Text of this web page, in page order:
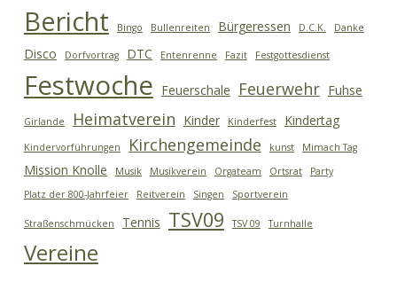
Bericht Bingo Bullenreiten Bürgeressen D.C.K. Danke
Disco Dorfvortrag DTC Entenrenne Fazit Festgottesdienst
Festwoche Feuerschale Feuerwehr Fuhse
Girlande Heimatverein Kinder Kinderfest Kindertag
Kindervorführungen Kirchengemeinde kunst Mimach Tag
Mission Knolle Musik Musikverein Orgateam Ortsrat
Party
Platz der 800-Jahrfeier
Reitverein Singen Sportverein
Straßenschmücken Tennis TSV09 TSV 09 Turnhalle
Vereine